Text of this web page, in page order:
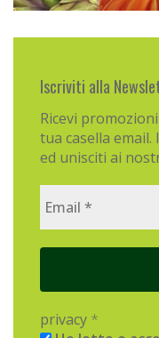
Iscriviti alla
Ricevi
tua casella
ed unisciti ai
privacy *